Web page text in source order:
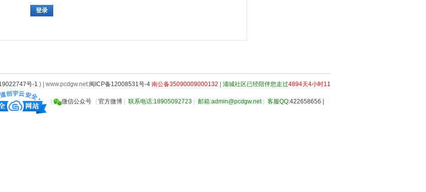
登录
号-1 ) | www.pcdgw.net:闽ICP备12008531号-4 南公备35090009000132 | 浦城社区已经陪伴您走过4894天4小时11
微信公众号 官方微博 联系电话:18905092723 邮箱:admin@pcdgw.net| 客服QQ:422658656